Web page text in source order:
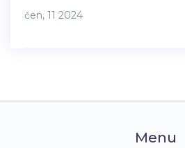
pro každodenní použití. Sledujte
čen, 11 2024
Menu